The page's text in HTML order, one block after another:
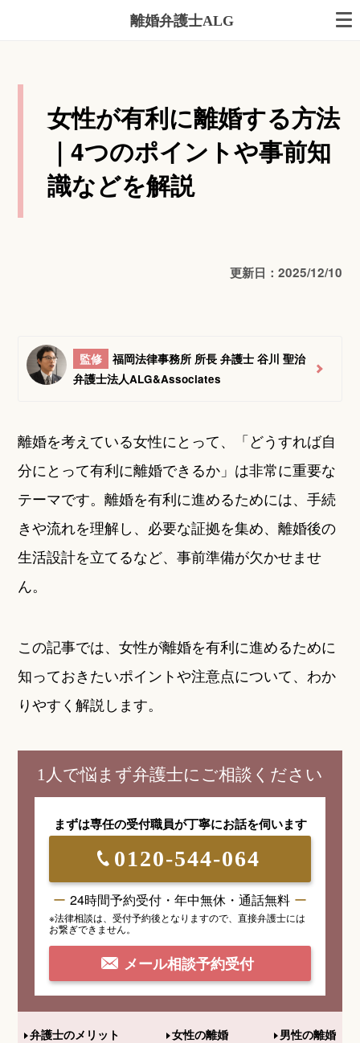
離婚弁護士ALG
女性が有利に離婚する方法
｜4つのポイントや事前知
識などを解説
更新日：2025/12/10
監修
福岡法律事務所 所長 弁護士 谷川 聖治
弁護士法人ALG&Associates
離婚を考えている女性にとって、「どうすれば自
分にとって有利に離婚できるか」は非常に重要な
テーマです。離婚を有利に進めるためには、手続
きや流れを理解し、必要な証拠を集め、離婚後の
生活設計を立てるなど、事前準備が欠かせませ
ん。
この記事では、女性が離婚を有利に進めるために
知っておきたいポイントや注意点について、わか
りやすく解説します。
1人で悩まず弁護士にご相談ください
まずは専任の受付職員が丁寧にお話を伺います
0120-544-064
24時間予約受付・年中無休・通話無料
※法律相談は、受付予約後となりますので、 直接弁護士には
お繋ぎできません。
メール相談予約受付
弁護士のメリット 女性の離婚 男性の離婚